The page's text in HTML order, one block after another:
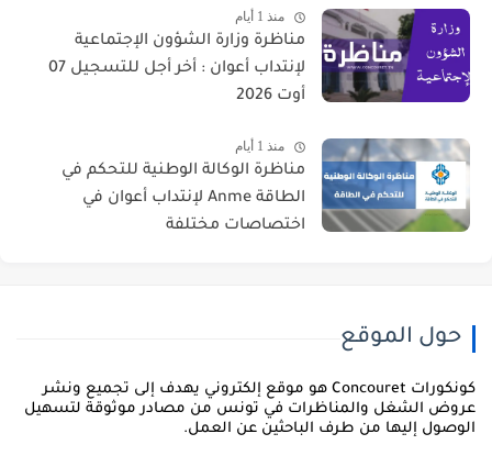
منذ 1 أيام
مناظرة وزارة الشؤون الإجتماعية
لإنتداب أعوان : أخر أجل للتسجيل 07
أوت 2026
منذ 1 أيام
مناظرة الوكالة الوطنية للتحكم في
الطاقة Anme لإنتداب أعوان في
اختصاصات مختلفة
حول الموقع
كونكورات Concouret هو موقع إلكتروني يهدف إلى تجميع ونشر
الشغل والمناظرات في تونس من مصادر موثوقة لتسهيل
إليها من طرف الباحثين عن العمل.